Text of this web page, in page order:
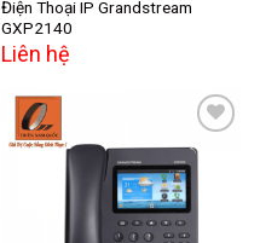
Điện Thoại IP Grandstream
GXP2140
Liên hệ
Add to
wishlist